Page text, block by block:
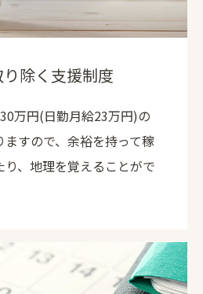
除く支援制度
万円(日勤月給23万円)の
すので、余裕を持って稼
り、地理を覚えることがで